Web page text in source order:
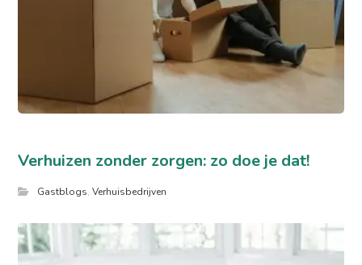
Verhuizen zonder zorgen: zo doe je dat!
Gastblogs,Verhuisbedrijven